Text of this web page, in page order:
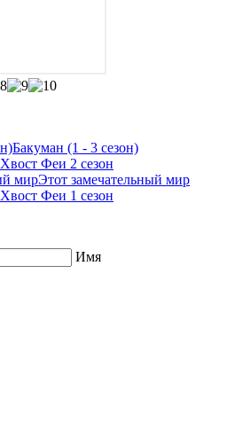
Бакуман (1 - 3 сезон)
Хвост Феи 2 сезон
Этот замечательный мир
Хвост Феи 1 сезон
Имя